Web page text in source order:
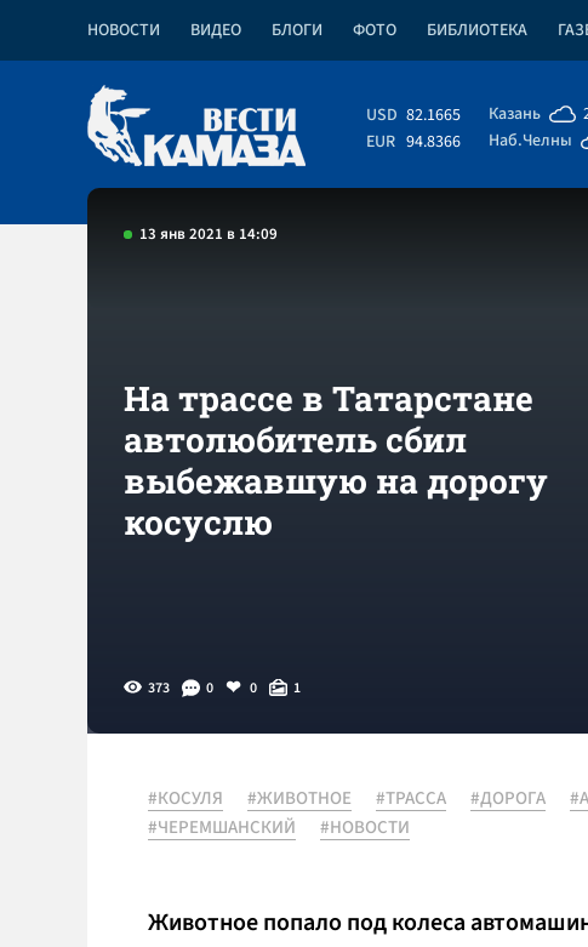
НОВОСТИ ВИДЕО БЛОГИ ФОТО БИБЛИОТЕКА
USD 82.1665
EUR 94.8366
Казань
Наб.Челны
13 янв 2021 в 14:09
На трассе в Татарстане
автолюбитель сбил
выбежавшую на дорогу
косуслю
373 0 0 1
#КОСУЛЯ #ЖИВОТНОЕ #ТРАССА #ДОРОГА
#ЧЕРЕМШАНСКИЙ
#НОВОСТИ
Животное попало под колеса